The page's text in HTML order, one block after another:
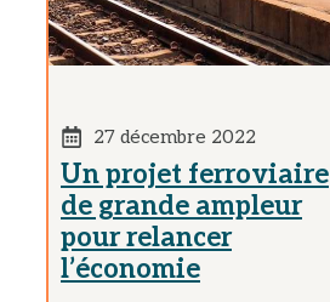
27 décembre 2022
Un projet ferroviaire
de grande ampleur
pour relancer
l’économie